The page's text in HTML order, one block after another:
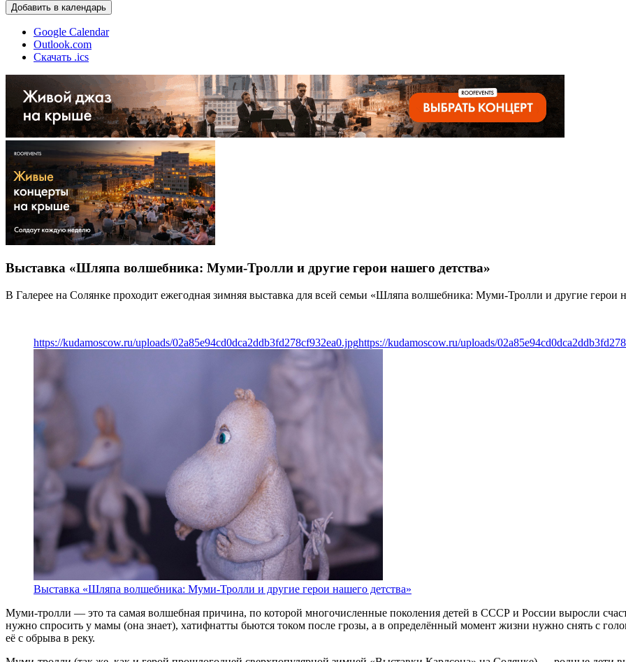
Добавить в календарь
Google Calendar
Outlook.com
Скачать .ics
Выставка «Шляпа волшебника: Муми-Тролли и другие герои нашего детства»
В Галерее на Солянке проходит ежегодная зимняя выставка для всей семьи «Шляпа волшебника: Муми-Тролли и другие герои
https://kudamoscow.ru/uploads/02a85e94cd0dca2ddb3fd278cf932ea0.jpghttps://kudamoscow.ru/uploads/
Выставка «Шляпа волшебника: Муми-Тролли и другие герои нашего детства»
Муми-тролли — это та самая волшебная причина, по которой многочисленные поколения детей в СССР и России выросли
нужно спросить у мамы (она знает), хатифнатты бьются током после грозы, а в определённый момент жизни нужно снять с
её с обрыва в реку.